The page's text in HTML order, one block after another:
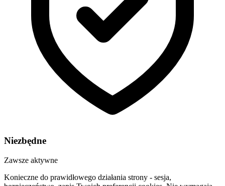
Niezbędne
Zawsze aktywne
Konieczne do prawidłowego działania strony - sesja,